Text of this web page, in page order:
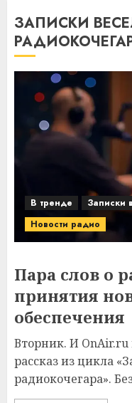
ЗАПИСКИ
В тренде
Записки
Новости радио
Пара слов о
принятия
обеспечения
Вторник. И OnAir.ru
рассказ из цикла
радиокочегара».